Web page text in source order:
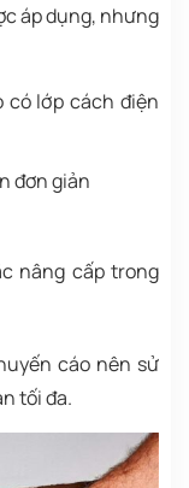
áp dụng, nhưng
có lớp cách điện
đơn giản
nâng cấp trong
cáo nên sử
tối đa.